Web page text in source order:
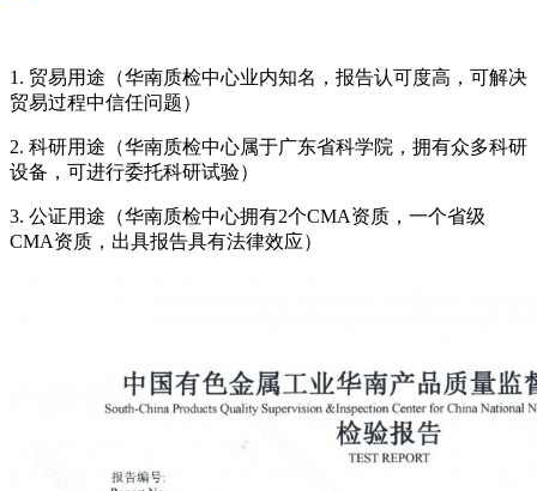
1. 贸易用途（华南质检中心业内知名，报告认可度高，可解决
贸易过程中信任问题）
2. 科研用途（华南质检中心属于广东省科学院，拥有众多科研
设备，可进行委托科研试验）
3. 公证用途（华南质检中心拥有2个CMA资质，一个省级
CMA资质，出具报告具有法律效应）